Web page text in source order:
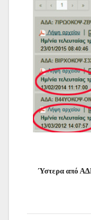
Ύστερα από